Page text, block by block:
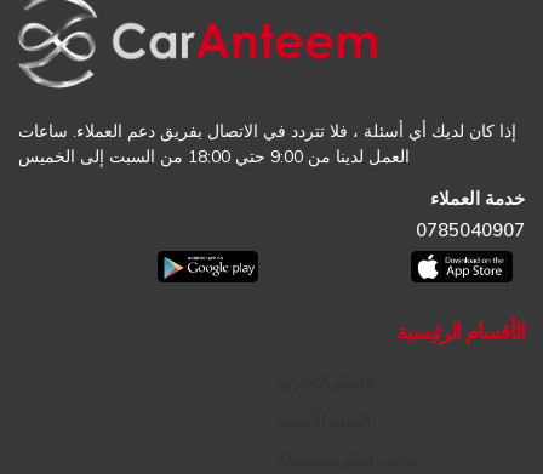
إذا كان لديك أي أسئلة ، فلا تتردد في الاتصال بفريق دعم العملاء. ساعات
العمل لدينا من 9:00 حتي 18:00 من السبت إلى الخميس
خدمة العملاء
0785040907
الأقسام الرئيسية